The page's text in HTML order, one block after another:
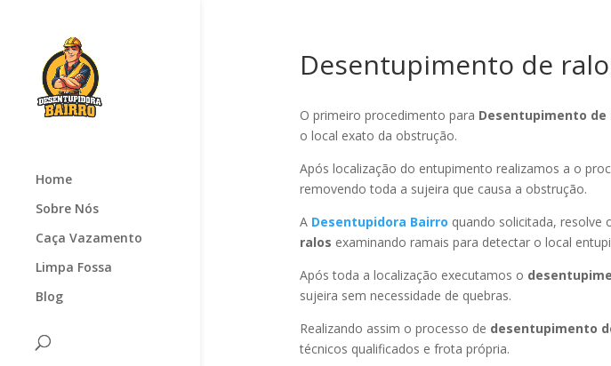
Home
Sobre Nós
Caça Vazamento
Limpa Fossa
Blog
Desentupimento de
O primeiro procedimento para Desentupimento de
o local exato da obstrução.
Após localização do entupimento realizamos a o
removendo toda a sujeira que causa a obstrução.
A Desentupidora Bairro quando solicitada, resolve
ralos examinando ramais para detectar o local
Após toda a localização executamos o
sujeira sem necessidade de quebras.
Realizando assim o processo de desentupimento
técnicos qualificados e frota própria.